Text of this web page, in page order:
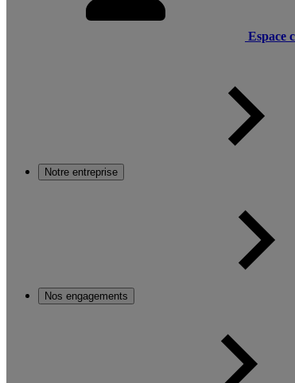
Espace
Notre entreprise
Nos engagements